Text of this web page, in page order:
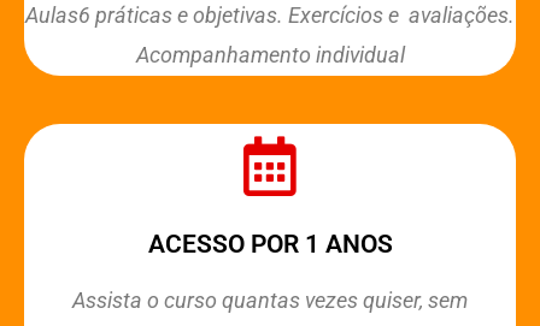
Aulas6 práticas e objetivas. Exercícios e avaliações.
Acompanhamento individual
ACESSO POR 1 ANOS
Assista o curso quantas vezes quiser, sem